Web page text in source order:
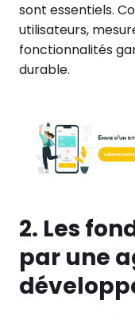
sont essentiels.
utilisateurs,
fonctionnalités
durable.
2. Les
par une